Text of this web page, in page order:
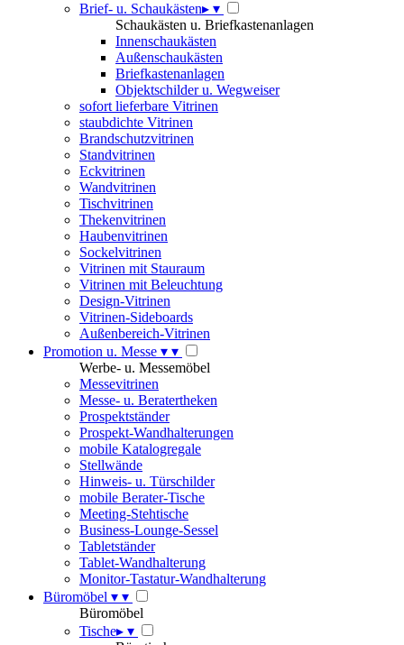
Brief- u. Schaukästen▸ ▾
Schaukästen u. Briefkastenanlagen
Innenschaukästen
Außenschaukästen
Briefkastenanlagen
Objektschilder u. Wegweiser
sofort lieferbare Vitrinen
staubdichte Vitrinen
Brandschutzvitrinen
Standvitrinen
Eckvitrinen
Wandvitrinen
Tischvitrinen
Thekenvitrinen
Haubenvitrinen
Sockelvitrinen
Vitrinen mit Stauraum
Vitrinen mit Beleuchtung
Design-Vitrinen
Vitrinen-Sideboards
Außenbereich-Vitrinen
Promotion u. Messe ▾ ▾
Werbe- u. Messemöbel
Messevitrinen
Messe- u. Beratertheken
Prospektständer
Prospekt-Wandhalterungen
mobile Katalogregale
Stellwände
Hinweis- u. Türschilder
mobile Berater-Tische
Meeting-Stehtische
Business-Lounge-Sessel
Tabletständer
Tablet-Wandhalterung
Monitor-Tastatur-Wandhalterung
Büromöbel ▾ ▾
Büromöbel
Tische▸ ▾